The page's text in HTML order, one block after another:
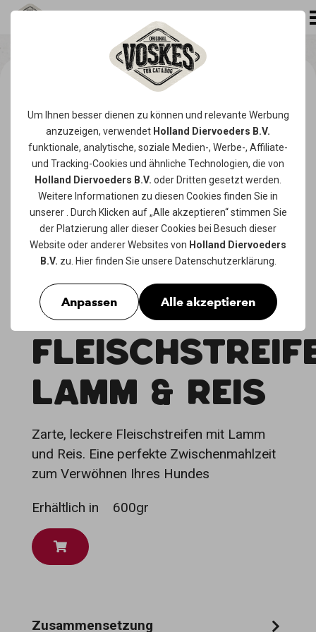
Um Ihnen besser dienen zu können und relevante Werbung
anzuzeigen, verwendet Holland Diervoeders B.V.
funktionale, analytische, soziale Medien-, Werbe-, Affiliate-
und Tracking-Cookies und ähnliche Technologien, die von
Holland Diervoeders B.V. oder Dritten gesetzt werden.
Weitere Informationen zu diesen Cookies finden Sie in
unserer
. Durch Klicken auf „Alle akzeptieren“ stimmen Sie
der Platzierung aller dieser Cookies bei Besuch dieser
Website oder anderer Websites von Holland Diervoeders
B.V. zu. Hier finden Sie unsere Datenschutzerklärung
Anpassen Alle akzeptieren
LAMM & REIS
Zarte, leckere Fleischstreifen mit Lamm
und Reis. Eine perfekte Zwischenmahlzeit
zum Verwöhnen Ihres Hundes
Erhältlich in 600gr
Zusammensetzung